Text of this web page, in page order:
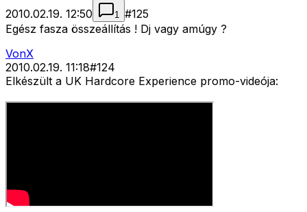
2010.02.19. 12:50 1 #125
Egész fasza összeállítás ! Dj vagy amúgy ?
VonX
2010.02.19. 11:18#124
Elkészült a UK Hardcore Experience promo-videója: